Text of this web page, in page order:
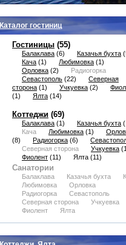
Каталог гостиниц
Гостиницы(55)
Балаклава(6) Казачья бухта
Кача(1) Любимовка(1)
Орловка(2)
Радиогорка
Севастополь(22)
Северная
сторона(1) Учкуевка(2)
(1)
Ялта(14)
Коттеджи(69)
Балаклава(1) Казачья бухта
Кача
Любимовка(1)
(8)
Радиогорка(6)
Северная сторона
Учкуевка
Фиолент(11) Ялта(11)
Санатории
Балаклава Казачья бухта
Любимовка
Орловка
Радиогорка
Севастополь
Северная сторона
Учкуевка
Фиолент
Ялта